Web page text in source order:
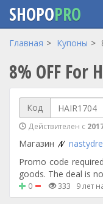
Перейти
основному
содержанию
SHOPOPRO
Главная Купоны
8% OFF For
Код
Действителен с
Магазин
Promo code
goods. The deal is
0 333 9 лет